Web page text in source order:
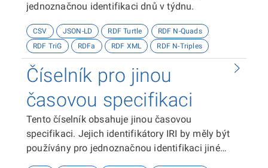
jednoznačnou identifikaci dnů v týdnu.
CSV JSON-LD RDF Turtle
RDF N-Quads
RDF TriG
RDFa RDF XML RDF N-Triples
Číselník pro jinou
časovou specifikaci
Tento číselník obsahuje jinou časovou
specifikaci. Jejich identifikátory IRI by měly být
používány pro jednoznačnou identifikaci jiné